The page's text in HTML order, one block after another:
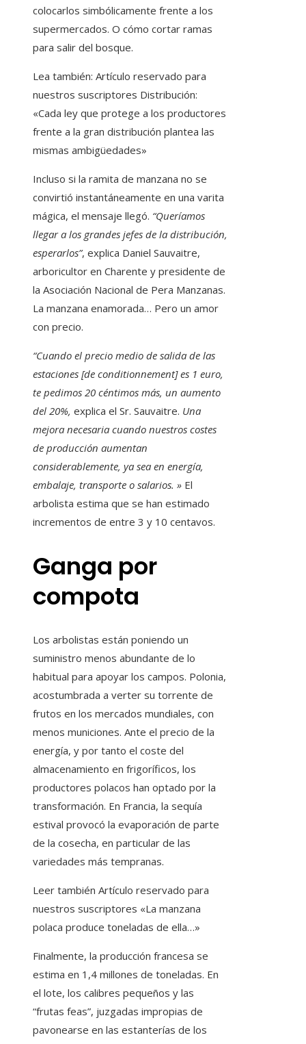
colocarlos simbólicamente frente a los
supermercados. O cómo cortar ramas
para salir del bosque.
Lea también: Artículo reservado para
nuestros suscriptores Distribución:
«Cada ley que protege a los productores
frente a la gran distribución plantea las
mismas ambigüedades»
Incluso si la ramita de manzana no se
convirtió instantáneamente en una varita
mágica, el mensaje llegó. “Queríamos
llegar a los grandes jefes de la distribución,
esperarlos”, explica Daniel Sauvaitre,
arboricultor en Charente y presidente de
la Asociación Nacional de Pera Manzanas.
La manzana enamorada… Pero un amor
con precio.
“Cuando el precio medio de salida de las
estaciones [de conditionnement] es 1 euro,
te pedimos 20 céntimos más, un aumento
del 20%, explica el Sr. Sauvaitre. Una
mejora necesaria cuando nuestros costes
de producción aumentan
considerablemente, ya sea en energía,
embalaje, transporte o salarios. » El
arbolista estima que se han estimado
incrementos de entre 3 y 10 centavos.
Ganga por
compota
Los arbolistas están poniendo un
suministro menos abundante de lo
habitual para apoyar los campos. Polonia,
acostumbrada a verter su torrente de
frutos en los mercados mundiales, con
menos municiones. Ante el precio de la
energía, y por tanto el coste del
almacenamiento en frigoríficos, los
productores polacos han optado por la
transformación. En Francia, la sequía
estival provocó la evaporación de parte
de la cosecha, en particular de las
variedades más tempranas.
Leer también Artículo reservado para
nuestros suscriptores «La manzana
polaca produce toneladas de ella…»
Finalmente, la producción francesa se
estima en 1,4 millones de toneladas. En
el lote, los calibres pequeños y las
“frutas feas”, juzgadas impropias de
pavonearse en las estanterías de los